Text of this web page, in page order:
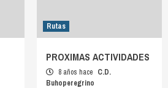
Rutas
PROXIMAS ACTIVIDADES
8 años hace C.D.
Buhoperegrino